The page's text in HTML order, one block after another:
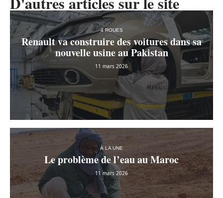
4 ROUES
Renault va construire des voitures dans sa
nouvelle usine au Pakistan
11 mars 2026
À LA UNE
Le problème de l’eau au Maroc
11 mars 2026